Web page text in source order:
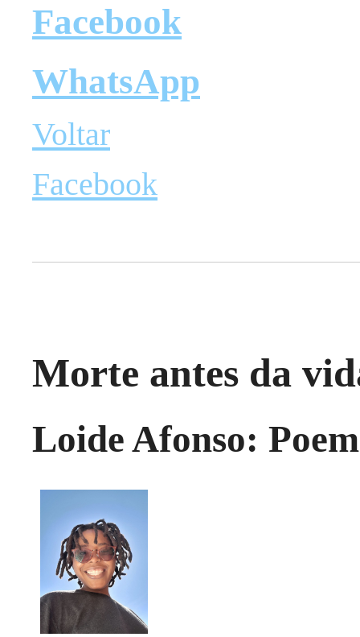
Facebook
WhatsApp
Voltar
Facebook
Morte antes da
Loide Afonso: